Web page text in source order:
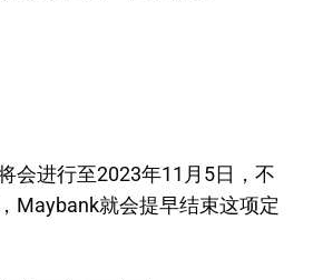
会进行至2023年11月5日，不
Maybank就会提早结束这项定